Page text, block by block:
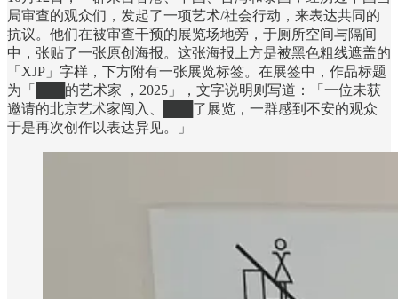
局审查的观众们，发起了一项艺术/社会行动，来表达共同的
抗议。他们在被审查干预的展览场地旁，于厕所空间与隔间
中，张贴了一张原创海报。这张海报上方是被黑色粗线遮盖的
「XJP」字样，下方附有一张展览标签。在展签中，作品标题
为「███的艺术家 ，2025」，文字说明则写道：「一位未获
邀请的北京艺术家闯入、███了展览，一群感到不安的观众
于是再次创作以表达异见。」